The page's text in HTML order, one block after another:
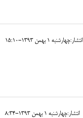
انتشار:چهارشنبه 1 بهمن 1393-15:10
انتشار:چهارشنبه 1 بهمن 1393-8:34